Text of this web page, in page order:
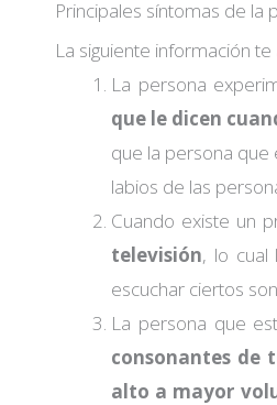
Principales síntomas de la
La siguiente información
La persona
que le dicen
que la persona que
labios de las
Cuando existe un
televisión, lo cual
escuchar ciertos
La persona que
consonantes de
alto a mayor